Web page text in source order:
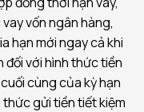
vốn ngân hàng,
hạn mới ngay cả khi
với hình thức tiền
cùng của kỳ hạn
gửi tiền tiết kiệm